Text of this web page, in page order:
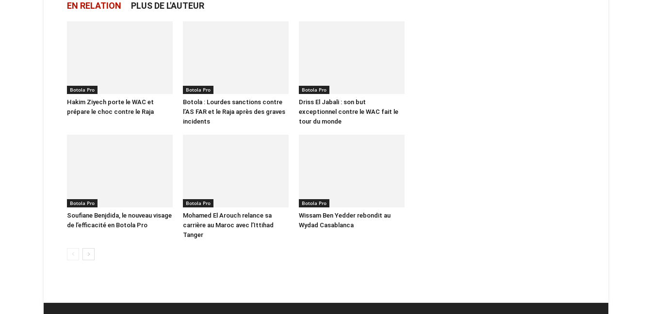
EN RELATION PLUS DE L'AUTEUR
Botola Pro
Hakim Ziyech porte le WAC et
prépare le choc contre le Raja
Botola Pro
Botola : Lourdes sanctions contre
l’AS FAR et le Raja après des graves
incidents
Botola Pro
Driss El Jabali : son but
exceptionnel contre le WAC fait le
tour du monde
Botola Pro
Soufiane Benjdida, le nouveau visage
de l’efficacité en Botola Pro
Botola Pro
Mohamed El Arouch relance sa
carrière au Maroc avec l’Ittihad
Tanger
Botola Pro
Wissam Ben Yedder rebondit au
Wydad Casablanca